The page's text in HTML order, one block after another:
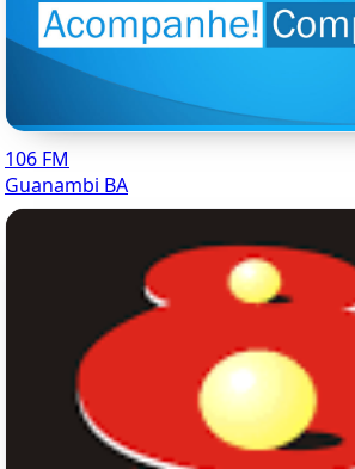
106 FM
Guanambi BA